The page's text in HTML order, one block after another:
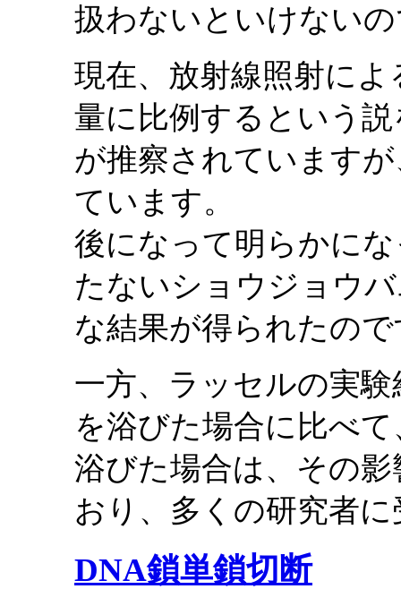
扱わないといけない
現在、放射線照射に
量に比例するという
が推察されています
ています。
後になって明らかに
たないショウジョウ
な結果が得られたの
一方、ラッセルの実
を浴びた場合に比べ
浴びた場合は、その
おり、多くの研究者
DNA鎖単鎖切断